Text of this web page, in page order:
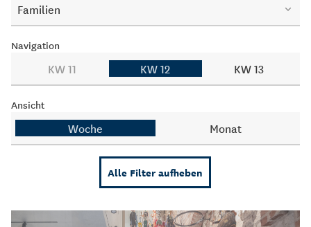
Familien
Navigation
KW 11 KW 12 KW 13
Ansicht
Woche Monat
Alle Filter aufheben